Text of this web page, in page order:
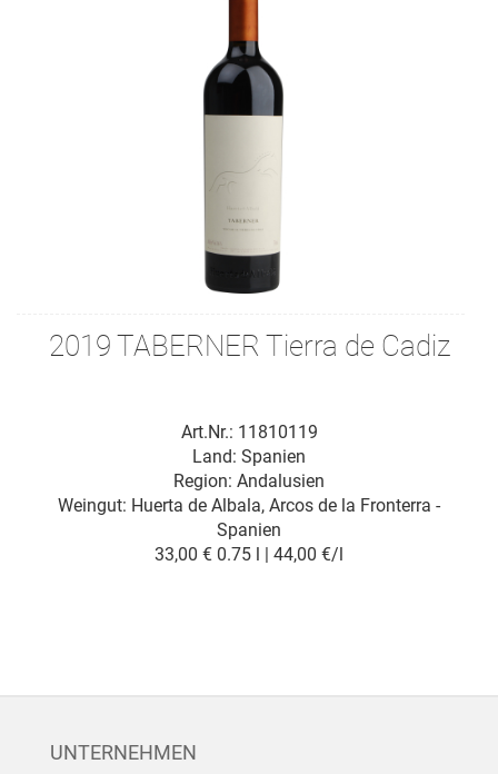
2019 TABERNER Tierra de Cadiz
Art.Nr.: 11810119
Weingut: Huerta de Albala, Arcos de la Fronterra -
Spanien
Land: Spanien
Region: Andalusien
33,00 € 0.75 l | 44,00 €/l
UNTERNEHMEN